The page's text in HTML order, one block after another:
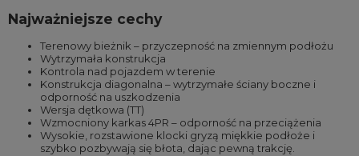
Najważniejsze cechy
Terenowy bieżnik – przyczepność na zmiennym podłożu
Wytrzymała konstrukcja
Kontrola nad pojazdem w terenie
Konstrukcja diagonalna – wytrzymałe ściany boczne i
odporność na uszkodzenia
Wersja dętkowa (TT)
Wzmocniony karkas 4PR – odporność na przeciążenia
Wysokie, rozstawione klocki gryzą miękkie podłoże i
szybko pozbywają się błota, dając pewną trakcję.